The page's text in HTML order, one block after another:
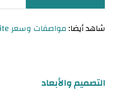
شاهد أيضا:مواصفات وسعر vivo V60 Lite
التصميم والأبعاد